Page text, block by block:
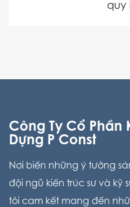
quy
Công Ty Cổ Phần
Dựng P Const
Nơi biến những ý tưởng
đội ngũ kiến trúc sư và kỹ
tôi cam kết mang đến